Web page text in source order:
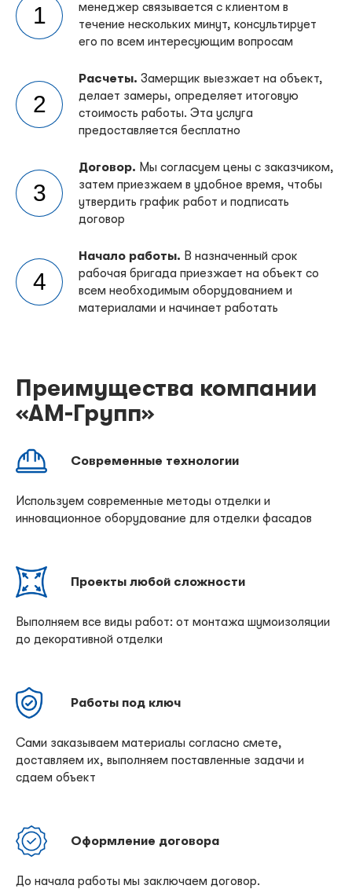
1
менеджер связывается с клиентом в
течение нескольких минут, консультирует
его по всем интересующим вопросам
2
Расчеты. Замерщик выезжает на объект,
делает замеры, определяет итоговую
стоимость работы. Эта услуга
предоставляется бесплатно
3
Договор. Мы согласуем цены с заказчиком,
затем приезжаем в удобное время, чтобы
утвердить график работ и подписать
договор
4
Начало работы. В назначенный срок
рабочая бригада приезжает на объект со
всем необходимым оборудованием и
материалами и начинает работать
Преимущества компании
«АМ-Групп»
Современные технологии
Используем современные методы отделки и
инновационное оборудование для отделки фасадов
Проекты любой сложности
Выполняем все виды работ: от монтажа шумоизоляции
до декоративной отделки
Работы под ключ
Сами заказываем материалы согласно смете,
доставляем их, выполняем поставленные задачи и
сдаем объект
Оформление договора
До начала работы мы заключаем договор.